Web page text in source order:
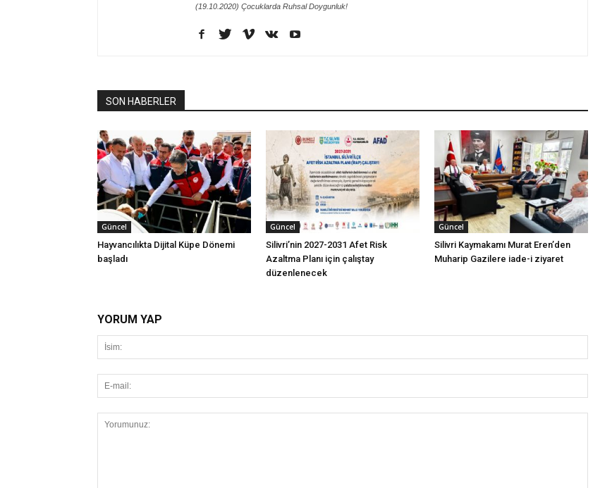
(19.10.2020) Çocuklarda Ruhsal Doygunluk!
SON HABERLER
Güncel
Hayvancılıkta Dijital Küpe Dönemi
başladı
Güncel
Silivri’nin 2027-2031 Afet Risk
Azaltma Planı için çalıştay
düzenlenecek
Güncel
Silivri Kaymakamı Murat Eren’den
Muharip Gazilere iade-i ziyaret
YORUM YAP